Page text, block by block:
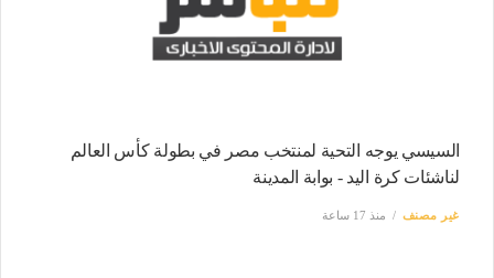
السيسي يوجه التحية لمنتخب مصر في بطولة كأس العالم
لناشئات كرة اليد - بوابة المدينة
غير مصنف منذ 17 ساعة